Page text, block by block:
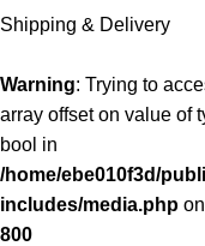
Shipping & Delivery
Warning: Trying to
array offset on value of
bool in
/home/ebe010f3d/
includes/media.php
800